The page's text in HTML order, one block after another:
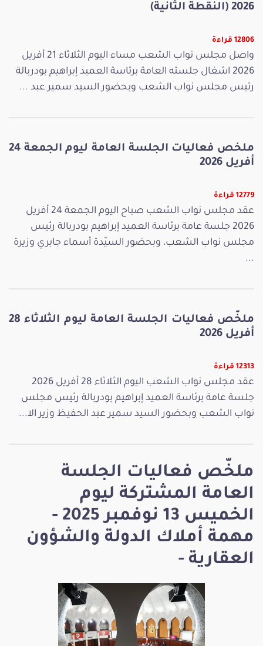
ملخّص فعاليات الجلسة
العامة المشتركة ليوم
الخميس 13 نوفمبر 2025 -
مهمة أملاك الدولة والشؤون
العقارية -
2026 (النقطة الثانية)
12806 قراءة
واصل مجلس نواب الشعب مساء اليوم الثلاثاء 21 أفريل
2026 اشغال جلسته العامة برئاسة العميد إبراهيم بودربالة
رئيس مجلس نواب الشعب وبحضور السيد سمير عبد ...
ملخص فعاليات الجلسة العامة ليوم الجمعة 24
أفريل 2026
12779 قراءة
عقد مجلس نواب الشعب صباح اليوم الجمعة 24 أفريل
2026 جلسة عامة برئاسة العميد إبراهيم بودربالة رئيس
مجلس نواب الشعب، وبحضور السيّدة أسماء جابري وزيرة
...
ملخّص فعاليات الجلسة العامة ليوم الثلاثاء 28
أفريل 2026
12313 قراءة
عقد مجلس نواب الشعب اليوم الثلاثاء 28 أفريل 2026
جلسة عامة برئاسة العميد إبراهيم بودربالة رئيس مجلس
نواب الشعب وبحضور السيد سمير عبد الحفيظ وزير الا...